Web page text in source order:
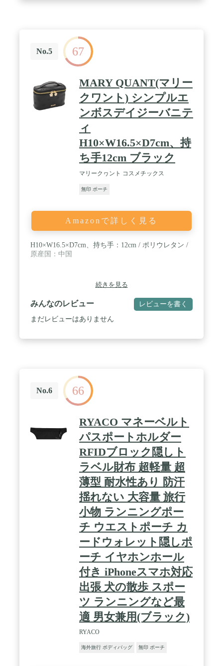
No.5 67
MARY QUANT(マリー
クワント) シンプルエ
ンボスデイジーバニテ
ィ
H10×W16.5×D7cm、持
ち手12cm ブラック
マリークヮント コスメチックス
無印 ポーチ
Amazonで詳しく見る
H10×W16.5×D7cm、持ち手：12cm / ポリウレタン /
原産国：中国
続きを見る
みんなのレビュー レビューを書く
まだレビューはありません
No.6 66
RYACO マネーベルト
パスポートホルダー
RFIDブロック隠しト
ラベル財布 超軽量 超
薄型 耐水性あり 防汗
揺れない 大容量 旅行
小物 ランニングポー
チ ウエストポーチ カ
ードウォレット隠しポ
ーチ イヤホンホール
付き iPhoneスマホ対応
出張 犬の散歩 スポー
ツ ランニングなど最
適 男女兼用(ブラック)
RYACO
海外旅行 ボディバッグ 無印 ポーチ